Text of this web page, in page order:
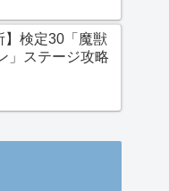
】検定30「魔獣
」ステージ攻略